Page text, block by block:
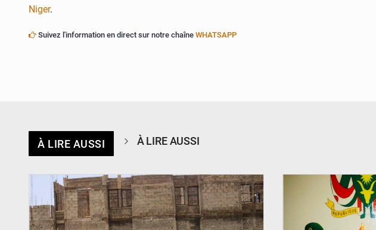
Niger.
Suivez l'information en direct sur notre chaîne WHATSAPP
À LIRE AUSSI À LIRE AUSSI